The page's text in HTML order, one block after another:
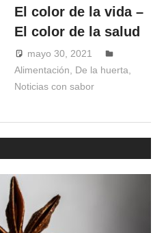
El color de la vida –
El color de la salud
mayo 30, 2021
Alimentación, De la huerta,
Noticias con sabor